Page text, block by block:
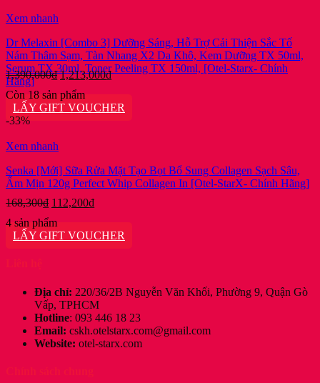
Xem nhanh
Dr Melaxin [Combo 3] Dưỡng Sáng, Hỗ Trợ Cải Thiện Sắc Tố
Nám Thâm Sạm, Tàn Nhang X2 Da Khô, Kem Dưỡng TX 50ml,
Serum TX 30ml, Toner Peeling TX 150ml, [Otel-Starx- Chính
Hãng]
1,390,000₫Giá
gốc
là:
1,390,000₫.
1,213,000₫Giá
là:
Còn 18 sản phẩm
LẤY GIFT VOUCHER
-33%
Xem nhanh
Senka [Mới] Sữa Rửa Mặt Tạo Bọt Bổ Sung Collagen Sạch Sâu,
Ẩm Mịn 120g Perfect Whip Collagen In [Otel-StarX- Chính Hãng]
168,300₫ Giá
là:
168,300₫.
112,200₫Giá
là:
4 sản phẩm
LẤY GIFT VOUCHER
Địa chỉ: 220/36/2B Nguyễn Văn Khối, Phường 9, Quận Gò
Vấp, TPHCM
Hotline: 093 446 18 23
Email: cskh.otelstarx.com@gmail.com
Website: otel-starx.com